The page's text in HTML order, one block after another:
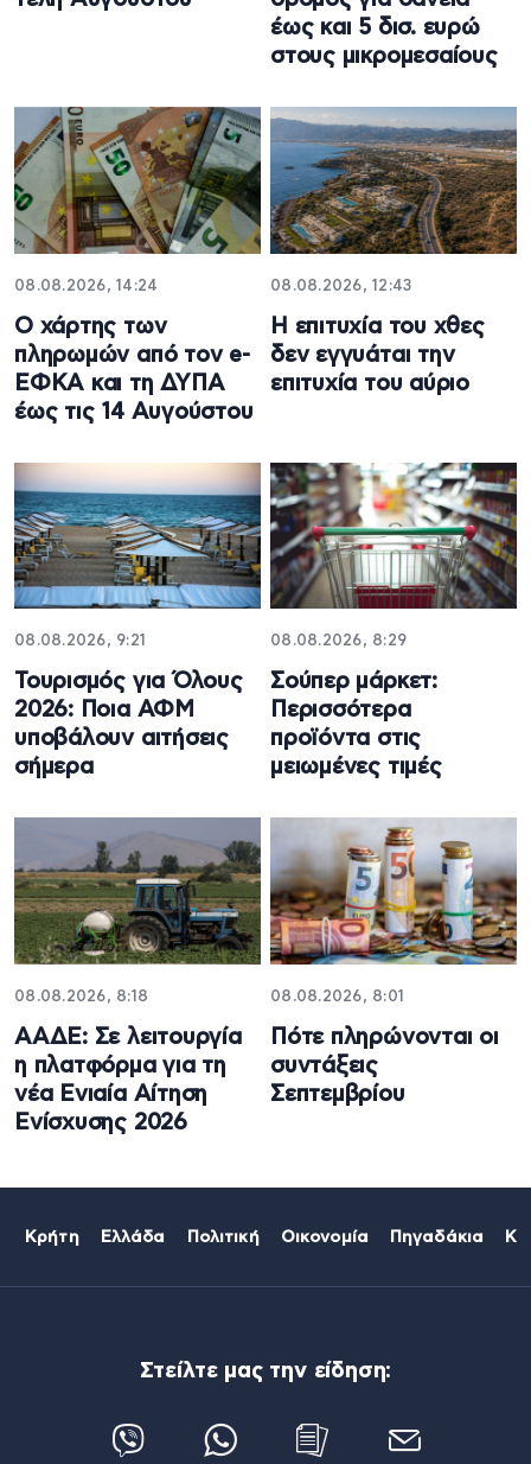
έως και 5 δισ. ευρώ
στους μικρομεσαίους
08.08.2026, 14:24
Ο χάρτης των
πληρωμών από τον e-
ΕΦΚΑ και τη ΔΥΠΑ
έως τις 14 Αυγούστου
08.08.2026, 12:43
Η επιτυχία του χθες
δεν εγγυάται την
επιτυχία του αύριο
08.08.2026, 9:21
Τουρισμός για Όλους
2026: Ποια ΑΦΜ
υποβάλουν αιτήσεις
σήμερα
08.08.2026, 8:29
Σούπερ μάρκετ:
Περισσότερα
προϊόντα στις
μειωμένες τιμές
08.08.2026, 8:18
ΑΑΔΕ: Σε λειτουργία
η πλατφόρμα για τη
νέα Ενιαία Αίτηση
Ενίσχυσης 2026
08.08.2026, 8:01
Πότε πληρώνονται οι
συντάξεις
Σεπτεμβρίου
Κρήτη Ελλάδα Πολιτική Οικονομία Πηγαδάκια
Στείλτε μας την είδηση: